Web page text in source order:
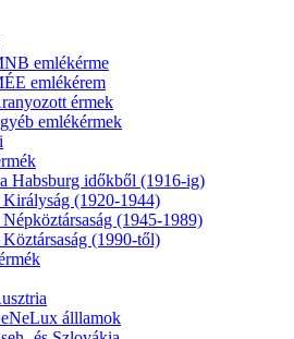
emlékérme
emlékérem
érmek
emlékérmek
Habsburg időkből (1916-ig)
(1920-1944)
(1945-1989)
(1990-től)
álllamok